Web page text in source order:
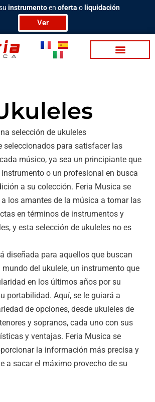
instrumentoen oferta o liquidación
Ver
selección de ukuleles
seleccionados para satisfacer las
músico, ya sea un principiante que
o un profesional en busca
a su colección. Feria Musica se
los amantes de la música a tomar las
en términos de instrumentos y
y esta selección de ukuleles no es
diseñada para aquellos que buscan
mundo del ukulele, un instrumento que
en los últimos años por su
portabilidad. Aquí, se le guiará a
de opciones, desde ukuleles de
y sopranos, cada uno con sus
y ventajas. Feria Musica se
la información más precisa y
a sacar el máximo provecho de su